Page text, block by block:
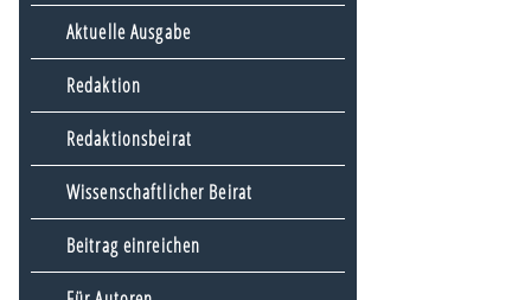
Aktuelle Ausgabe
Redaktion
Redaktionsbeirat
Wissenschaftlicher Beirat
Beitrag einreichen